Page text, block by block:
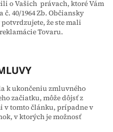
o Vašich právach, ktoré Vám
č. 40/1964 Zb. Občiansky
že ste mali
Tovaru.
k ukončeniu zmluvného
začiatku, môže dôjsť z
v tomto článku, prípadne v
v ktorých je možnosť